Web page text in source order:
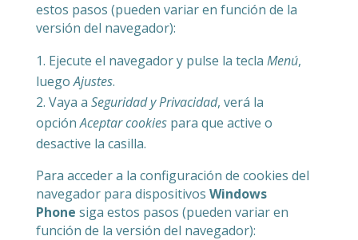
estos pasos (pueden variar en función de la
versión del navegador):
Ejecute el navegador y pulse la tecla Menú,
luegoAjustes.
Vaya a Seguridad y Privacidad, verá la
opciónAceptar cookiespara que active o
desactive la casilla.
Para acceder a la configuración de cookies del
navegador para dispositivos Windows
Phone siga estos pasos (pueden variar en
función de la versión del navegador):